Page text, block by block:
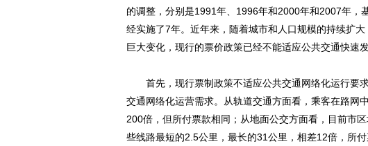
的调整，分别是1991年、1996年和2000年和2007年，
经实施了7年。近年来，随着城市和人口规模的持续扩
巨大变化，现行的票价政策已经不能适应公共交通快速
首先，现行票制政策不适应公共交通网络化运行要
交通网络化运营需求。从轨道交通方面看，乘客在路网
200倍，但所付票款相同；从地面公交方面看，目前市
些线路最短的2.5公里，最长的31公里，相差12倍，所